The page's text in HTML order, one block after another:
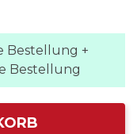
Bestellung +
Bestellung